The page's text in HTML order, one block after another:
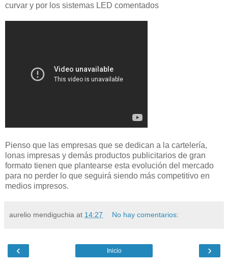
curvar y por los sistemas LED comentados
Pienso que las empresas que se dedican a la cartelería,
lonas impresas y demás productos publicitarios de gran
formato tienen que plantearse esta evolución del mercado
para no perder lo que seguirá siendo más competitivo en
medios impresos.
aurelio mendiguchia at 14:27 No hay comentarios:
‹ ›
Inicio